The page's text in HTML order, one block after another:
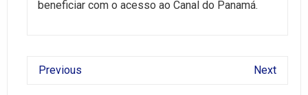
beneficiar com o acesso ao Canal do Panamá.
Previous Next